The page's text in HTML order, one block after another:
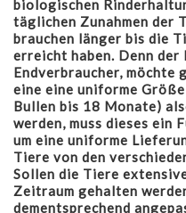
biologischen
täglichen Zunahmen der
brauchen länger bis die
erreicht haben. Denn der
Endverbraucher, möchte
eine eine uniforme
Bullen bis 18 Monate)
werden, muss dieses ein
um eine uniforme
Tiere von den
Sollen die Tiere
Zeitraum gehalten
dementsprechend